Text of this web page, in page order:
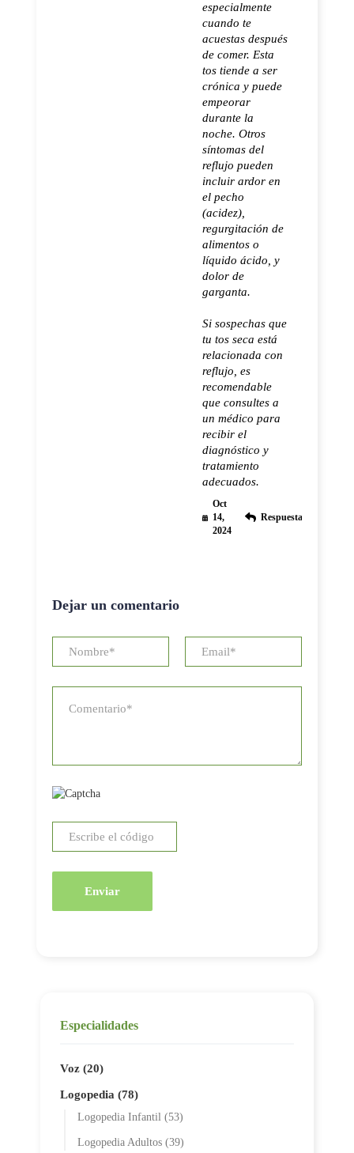
especialmente
cuando te
acuestas después
de comer. Esta
tos tiende a ser
crónica y puede
empeorar
durante la
noche. Otros
síntomas del
reflujo pueden
incluir ardor en
el pecho
(acidez),
regurgitación de
alimentos o
líquido ácido, y
dolor de
garganta.
Si sospechas que
tu tos seca está
relacionada con
reflujo, es
recomendable
que consultes a
un médico para
recibir el
diagnóstico y
tratamiento
adecuados.
Oct
14,
2024
Respuesta
Dejar un comentario
Enviar
Especialidades
Voz (20)
Logopedia (78)
Logopedia Infantil (53)
Logopedia Adultos (39)